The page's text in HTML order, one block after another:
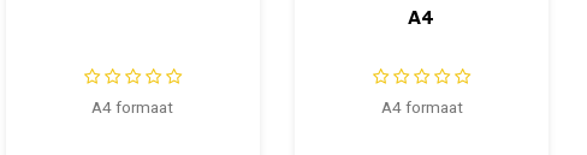
A4 formaat
A4
A4 formaat